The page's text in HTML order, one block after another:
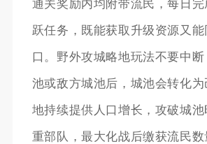
通关奖励内均附带流民，每日
跃任务，既能获取升级资源又能
口。野外攻城略地玩法不要中
池或敌方城池后，城池会转化
地持续提供人口增长，攻破城
重部队，最大化战后缴获流民